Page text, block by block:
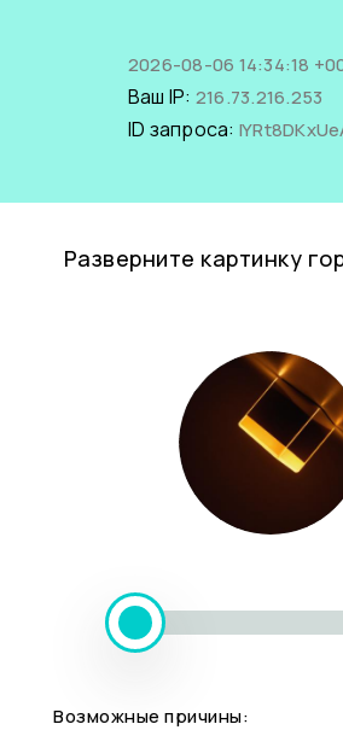
2026-08-06 14:34:18
Ваш IP: 216.73.216.253
ID запроса:
Разверните картинку
Возможные причины: